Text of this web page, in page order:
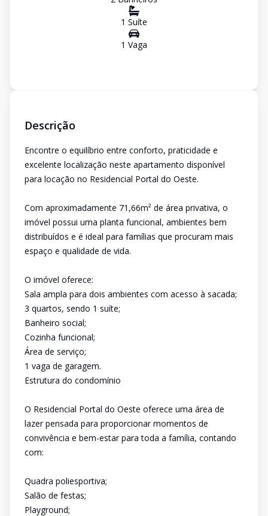
1 Suíte
1 Vaga
Descrição
Encontre o equilíbrio entre conforto, praticidade e
excelente localização neste apartamento disponível
para locação no Residencial Portal do Oeste.
Com aproximadamente 71,66m² de área privativa, o
imóvel possui uma planta funcional, ambientes bem
distribuídos e é ideal para famílias que procuram mais
espaço e qualidade de vida.
O imóvel oferece:
Sala ampla para dois ambientes com acesso à sacada;
3 quartos, sendo 1 suíte;
Banheiro social;
Cozinha funcional;
Área de serviço;
1 vaga de garagem.
Estrutura do condomínio
O Residencial Portal do Oeste oferece uma área de
lazer pensada para proporcionar momentos de
convivência e bem-estar para toda a família, contando
com:
Quadra poliesportiva;
Salão de festas;
Playground;